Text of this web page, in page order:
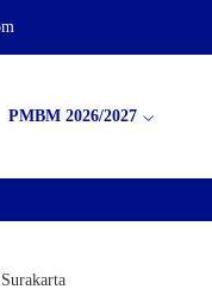
PMBM 2026/2027